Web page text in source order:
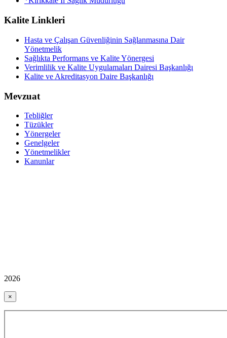
Kalite Linkleri
Hasta ve Çalışan Güvenliğinin Sağlanmasına Dair
Yönetmelik
Sağlıkta Performans ve Kalite Yönergesi
Verimlilik ve Kalite Uygulamaları Dairesi Başkanlığı
Kalite ve Akreditasyon Daire Başkanlığı
Mevzuat
Tebliğler
Tüzükler
Yönergeler
Genelgeler
Yönetmelikler
Kanunlar
2026
×